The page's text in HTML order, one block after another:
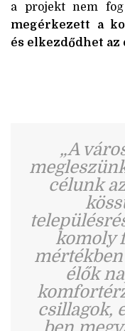
a projekt nem fog
megérkezett a
és elkezdődhet az
„A
célunk
komoly
élők
csillagok,